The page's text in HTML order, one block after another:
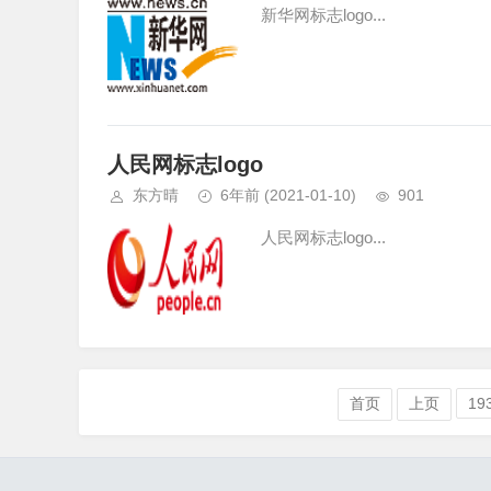
新华网标志logo...
人民网标志logo
东方晴 6年前 (2021-01-10) 901
人民网标志logo...
首页 上页